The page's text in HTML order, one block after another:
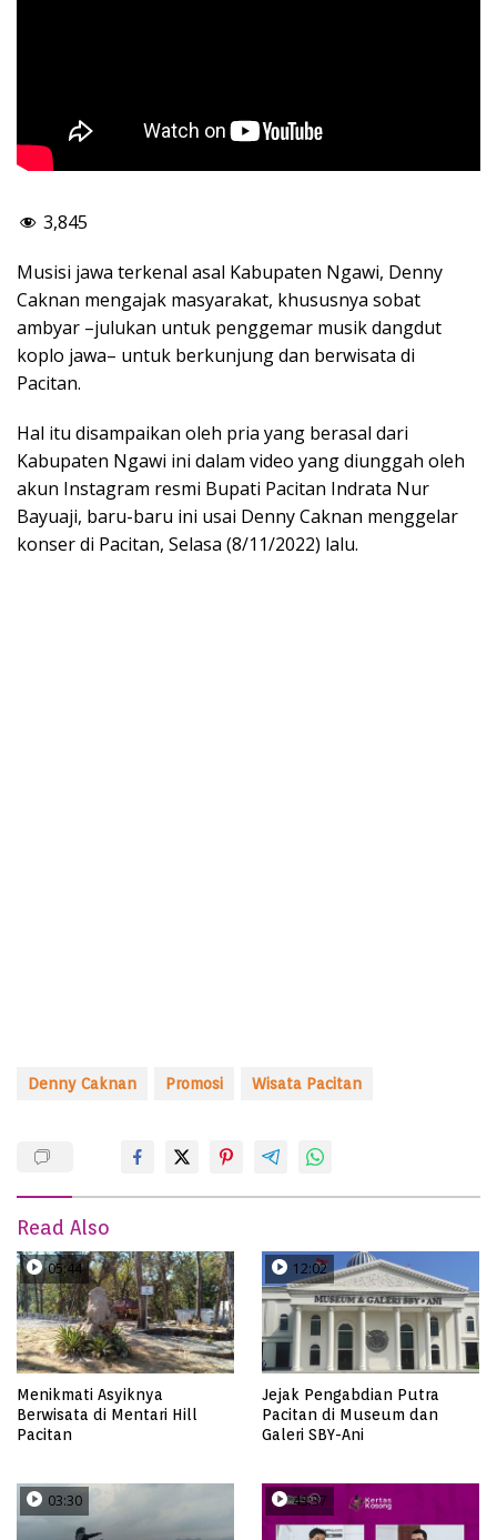
3,845
Musisi jawa terkenal asal Kabupaten Ngawi, Denny
Caknan mengajak masyarakat, khususnya sobat
ambyar –julukan untuk penggemar musik dangdut
koplo jawa– untuk berkunjung dan berwisata di
Pacitan.
Hal itu disampaikan oleh pria yang berasal dari
Kabupaten Ngawi ini dalam video yang diunggah oleh
akun Instagram resmi Bupati Pacitan Indrata Nur
Bayuaji, baru-baru ini usai Denny Caknan menggelar
konser di Pacitan, Selasa (8/11/2022) lalu.
Denny Caknan Promosi Wisata Pacitan
Read Also
05:44
Menikmati Asyiknya
Berwisata di Mentari Hill
Pacitan
12:02
Jejak Pengabdian Putra
Pacitan di Museum dan
Galeri SBY-Ani
03:30 43:37